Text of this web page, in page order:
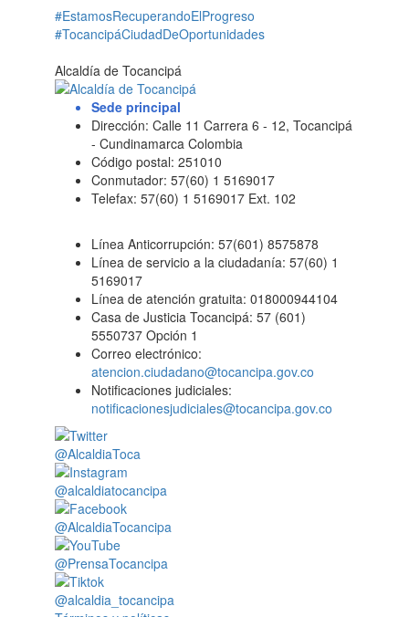
#EstamosRecuperandoElProgreso
#TocancipáCiudadDeOportunidades
Alcaldía de Tocancipá
Sede principal
Dirección: Calle 11 Carrera 6 - 12, Tocancipá
- Cundinamarca Colombia
Código postal: 251010
Conmutador: 57(60) 1 5169017
Telefax: 57(60) 1 5169017 Ext. 102
Línea Anticorrupción: 57(601) 8575878
Línea de servicio a la ciudadanía: 57(60) 1
5169017
Línea de atención gratuita: 018000944104
Casa de Justicia Tocancipá: 57 (601)
5550737 Opción 1
Correo electrónico:
atencion.ciudadano@tocancipa.gov.co
Notificaciones judiciales:
notificacionesjudiciales@tocancipa.gov.co
@AlcaldiaToca
@alcaldiatocancipa
@AlcaldiaTocancipa
@PrensaTocancipa
@alcaldia_tocancipa